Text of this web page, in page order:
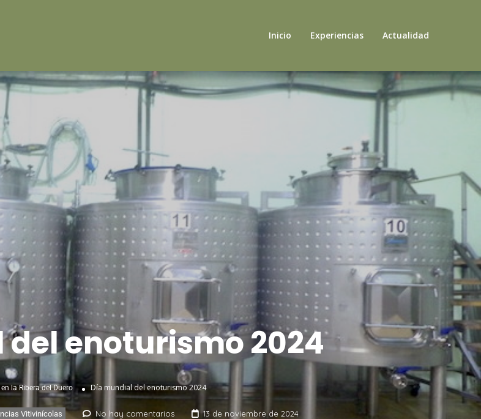
Inicio Experiencias Actualidad
enoturismo 2024
la Ribera del Duero Día mundial del enoturismo 2024
Vitivinícolas No hay comentarios 13 de noviembre de 2024